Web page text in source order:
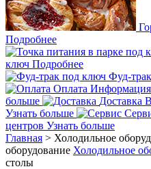
Подробнее
ключ Подробнее
Фуд-
Оплата Информация
больше
Доставка
Узнать больше
центров Узнать больше
Главная > Холодильное
оборудование Холодильное
столы